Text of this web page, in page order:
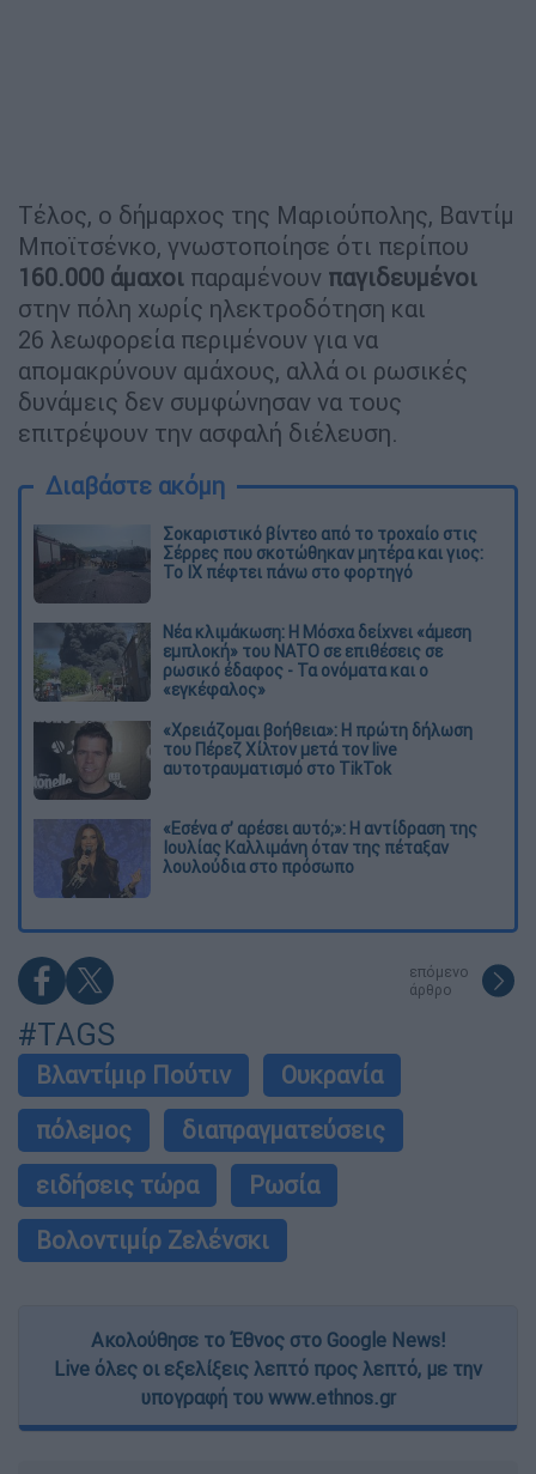
Τέλος, ο δήμαρχος της Μαριούπολης, Βαντίμ
Μποϊτσένκο, γνωστοποίησε ότι περίπου
160.000 άμαχοι παραμένουν παγιδευμένοι
στην πόλη χωρίς ηλεκτροδότηση και
26 λεωφορεία περιμένουν για να
απομακρύνουν αμάχους, αλλά οι ρωσικές
δυνάμεις δεν συμφώνησαν να τους
επιτρέψουν την ασφαλή διέλευση.
Διαβάστε ακόμη
Σοκαριστικό βίντεο από το τροχαίο στις
Σέρρες που σκοτώθηκαν μητέρα και γιος:
Το ΙΧ πέφτει πάνω στο φορτηγό
Νέα κλιμάκωση: Η Μόσχα δείχνει «άμεση
εμπλοκή» του ΝΑΤΟ σε επιθέσεις σε
ρωσικό έδαφος - Τα ονόματα και ο
«εγκέφαλος»
«Χρειάζομαι βοήθεια»: Η πρώτη δήλωση
του Πέρεζ Χίλτον μετά τον live
αυτοτραυματισμό στο TikTok
«Εσένα σ’ αρέσει αυτό;»: Η αντίδραση της
Ιουλίας Καλλιμάνη όταν της πέταξαν
λουλούδια στο πρόσωπο
επόμενο
άρθρο
#TAGS
Βλαντίμιρ Πούτιν
Ουκρανία
πόλεμος
διαπραγματεύσεις
ειδήσεις τώρα
Ρωσία
Βολοντιμίρ Ζελένσκι
Ακολούθησε το Έθνος στο Google News!
Live όλες οι εξελίξεις λεπτό προς λεπτό, με την
υπογραφή του www.ethnos.gr